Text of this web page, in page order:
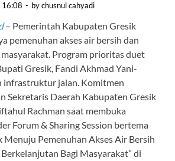
16:08 - bychusnul cahyadi
– Pemerintah Kabupaten Gresik
pemenuhan akses air bersih dan
Program prioritas duet
Gresik, Fandi Akhmad Yani-
infrastruktur jalan. Komitmen
Sekretaris Daerah Kabupaten Gresik
Rachman saat membuka
Forum & Sharing Session bertema
Menuju Pemenuhan Akses Air Bersih
Bagi Masyarakat” di